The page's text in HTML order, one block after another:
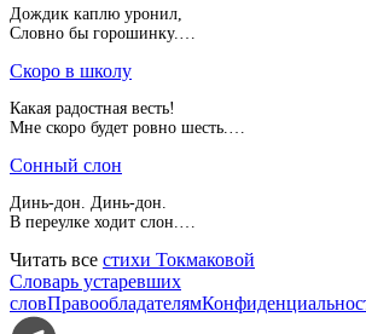
Дождик каплю уронил,
Словно бы горошинку.…
Скоро в школу
Какая радостная весть!
Мне скоро будет ровно шесть.…
Сонный слон
Динь-дон. Динь-дон.
В переулке ходит слон.…
Читать все стихи Токмаковой
Словарь устаревших
словПравообладателям